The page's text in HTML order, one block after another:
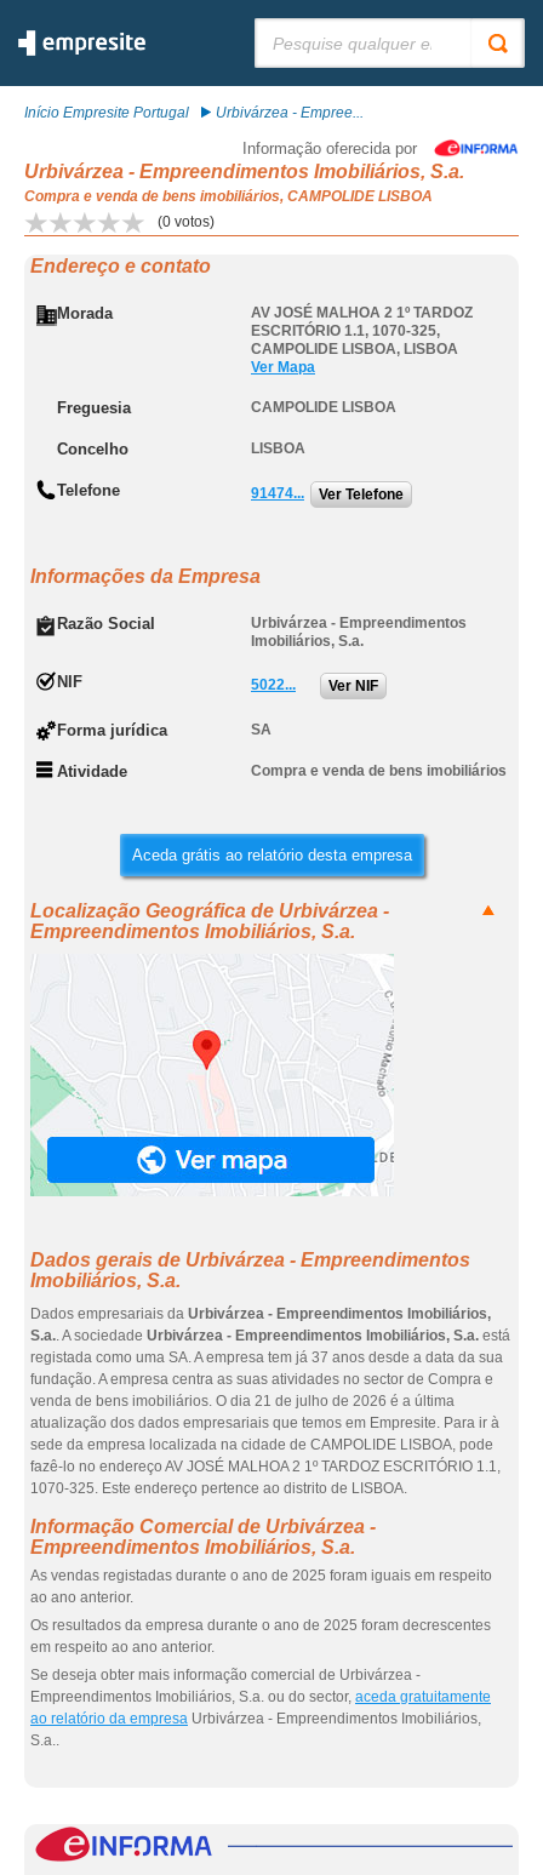
Início Empresite Portugal Urbivárzea - Empree...
Informação oferecida por
Urbivárzea - Empreendimentos Imobiliários, S.a.
Compra e venda de bens imobiliários, CAMPOLIDE LISBOA
(0 votos)
Endereço e contato
Morada
AV JOSÉ MALHOA 2 1º TARDOZ
ESCRITÓRIO 1.1, 1070-325,
CAMPOLIDE LISBOA, LISBOA
Ver Mapa
Freguesia CAMPOLIDE LISBOA
Concelho LISBOA
Telefone 91474... Ver Telefone
Informações da Empresa
Razão Social
Urbivárzea - Empreendimentos
Imobiliários, S.a.
NIF 5022... Ver NIF
Forma jurídica SA
Atividade Compra e venda de bens imobiliários
Aceda grátis ao relatório desta empresa
Localização Geográfica de Urbivárzea -
Empreendimentos Imobiliários, S.a.
Dados gerais de Urbivárzea - Empreendimentos
Imobiliários, S.a.
Dados empresariais da Urbivárzea - Empreendimentos Imobiliários,
S.a.. A sociedade Urbivárzea - Empreendimentos Imobiliários, S.a. está
registada como uma SA. A empresa tem já 37 anos desde a data da sua
fundação. A empresa centra as suas atividades no sector de Compra e
venda de bens imobiliários. O dia 21 de julho de 2026 é a última
atualização dos dados empresariais que temos em Empresite. Para ir à
sede da empresa localizada na cidade de CAMPOLIDE LISBOA, pode
fazê-lo no endereço AV JOSÉ MALHOA 2 1º TARDOZ ESCRITÓRIO 1.1,
1070-325. Este endereço pertence ao distrito de LISBOA.
Informação Comercial de Urbivárzea -
Empreendimentos Imobiliários, S.a.
As vendas registadas durante o ano de 2025 foram iguais em respeito
ao ano anterior.
Os resultados da empresa durante o ano de 2025 foram decrescentes
em respeito ao ano anterior.
Se deseja obter mais informação comercial de Urbivárzea -
Empreendimentos Imobiliários, S.a. ou do sector, aceda gratuitamente
ao relatório da empresa Urbivárzea - Empreendimentos Imobiliários,
S.a..